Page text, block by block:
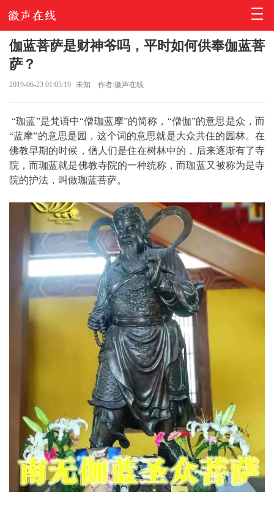
伽蓝菩萨是财神爷吗，平时如何供奉伽蓝菩
萨？
2019-06-23 01:05:19 未知 作者:徽声在线
“珈蓝”是梵语中“僧珈蓝摩”的简称，“僧伽”的意思是众，而
“蓝摩”的意思是园，这个词的意思就是大众共住的园林。在
佛教早期的时候，僧人们是住在树林中的，后来逐渐有了寺
院，而珈蓝就是佛教寺院的一种统称，而珈蓝又被称为是寺
院的护法，叫做珈蓝菩萨。